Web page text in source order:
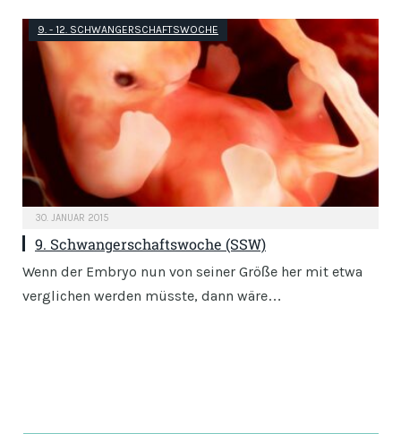
9. - 12. SCHWANGERSCHAFTSWOCHE
30. JANUAR 2015
9. Schwangerschaftswoche (SSW)
Wenn der Embryo nun von seiner Größe her mit etwa
verglichen werden müsste, dann wäre…